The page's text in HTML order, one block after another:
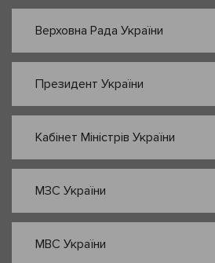
Верховна Рада України
Президент України
Кабінет Міністрів України
МЗС України
МВС України